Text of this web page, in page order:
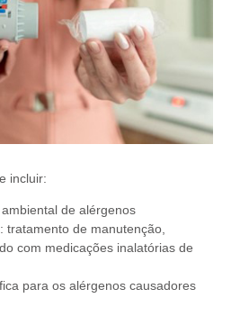
incluir:
de alérgenos
tratamento de manutenção,
com medicações inalatórias de
para os alérgenos causadores